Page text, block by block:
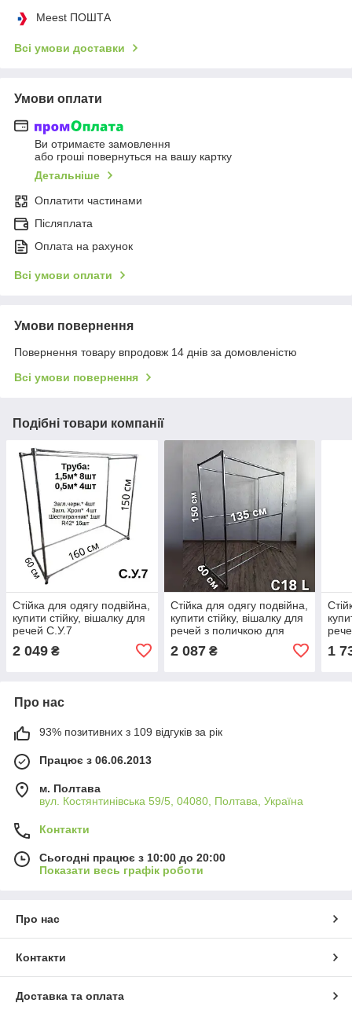
Meest ПОШТА
Всі умови доставки
Умови оплати
Ви отримаєте замовлення
або гроші повернуться на вашу картку
Детальніше
Оплатити частинами
Післяплата
Оплата на рахунок
Всі умови оплати
Умови повернення
Повернення товару впродовж 14 днів за домовленістю
Всі умови повернення
Подібні товари компанії
Стійка для одягу подвійна,
купити стійку, вішалку для
речей С.У.7
2 049 ₴
Стійка для одягу подвійна,
купити стійку, вішалку для
речей з поличкою для
2 087₴ 1
Про нас
93% позитивних з 109 відгуків за рік
Працює з 06.06.2013
м. Полтава
вул. Костянтинівська 59/5, 04080, Полтава, Україна
Контакти
Сьогодні працює з 10:00 до 20:00
Показати весь графік роботи
Про нас
Контакти
Доставка та оплата